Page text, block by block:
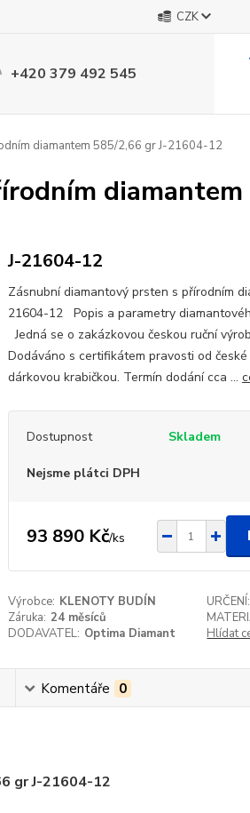
CZK
+420 379 492 545
diamantem 585/2,66 gr J-21604-12
J-21604-12
Zásnubní diamantový prsten s přírodním
21604-12 Popis a parametry
Jedná se o zakázkovou českou ruční
Dodáváno s certifikátem pravosti od
dárkovou krabičkou. Termín dodání cca ...
Dostupnost Skladem
Nejsme plátci DPH
93 890 Kč/ks
Výrobce: KLENOTY BUDÍN URČENÍ:
Záruka: 24 měsíců
DODAVATEL: Optima Diamant Hlídat
Komentáře 0
gr J-21604-12